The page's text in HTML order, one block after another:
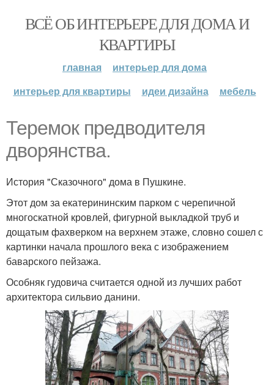
ВСЁ ОБ ИНТЕРЬЕРЕ ДЛЯ ДОМА И
КВАРТИРЫ
главная
интерьер для дома
интерьер для квартиры
идеи дизайна мебель
Теремок предводителя
дворянства.
История "Сказочного" дома в Пушкине.
Этот дом за екатерининским парком с черепичной
многоскатной кровлей, фигурной выкладкой труб и
дощатым фахверком на верхнем этаже, словно сошел с
картинки начала прошлого века с изображением
баварского пейзажа.
Особняк гудовича считается одной из лучших работ
архитектора сильвио данини.